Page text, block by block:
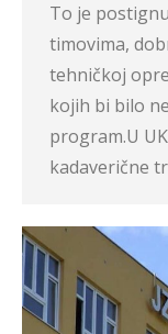
To je
timovima,
tehničkoj
kojih bi bilo
program.U
kadaverične